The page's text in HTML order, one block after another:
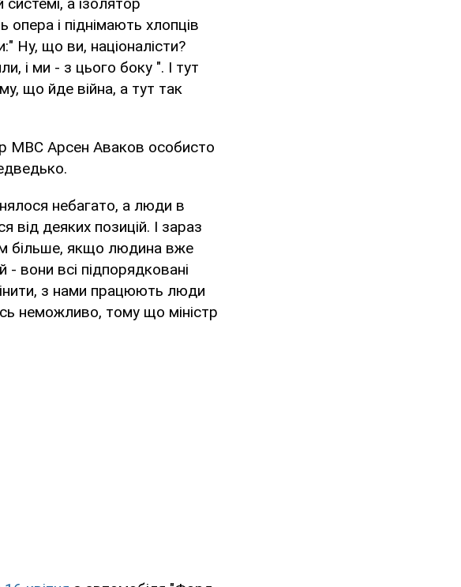
опера і піднімають хлопців
Ну, що ви, націоналісти?
і ми - з цього боку ". І тут
що йде війна, а тут так
МВС Арсен Аваков особисто
небагато, а люди в
від деяких позицій. І зараз
більше, якщо людина вже
вони всі підпорядковані
з нами працюють люди
неможливо, тому що міністр